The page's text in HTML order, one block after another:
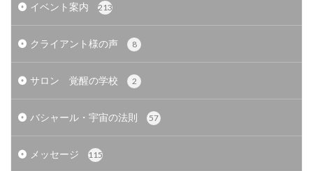
イベント案内 213
クライアント様の声 8
サロン 覚醒の学校 2
バシャール・宇宙の法則 57
メッセージ 115